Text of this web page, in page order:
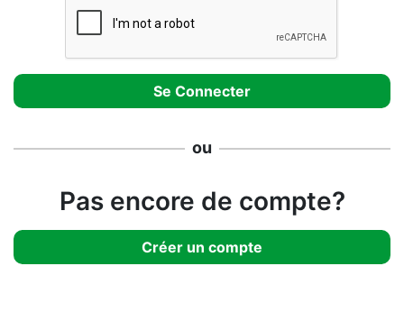
ou
Pas encore de compte?
Créer un compte